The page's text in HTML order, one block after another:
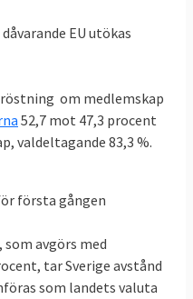
EU utökas
om medlemskap
52,7 mot 47,3 procent
valdeltagande 83,3 %.
första gången
avgörs med
tar Sverige avstånd
som landets valuta